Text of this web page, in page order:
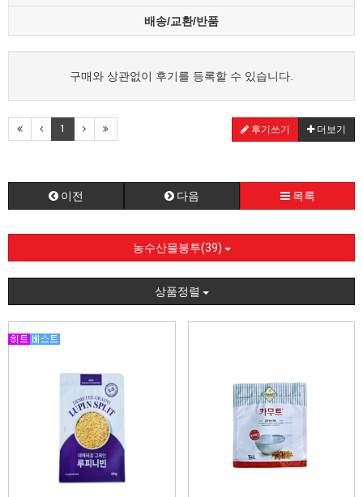
배송/교환/반품
구매와 상관없이 후기를 등록할 수 있습니다.
1 후기쓰기 더보기
이전 다음 목록
농수산물봉투(39)
상품정렬